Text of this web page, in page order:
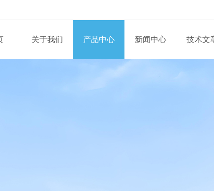
关于我们 产品中心 新闻中心 技术文